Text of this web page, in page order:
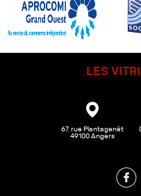
LES
67, rue Plantagenêt
49100 Angers